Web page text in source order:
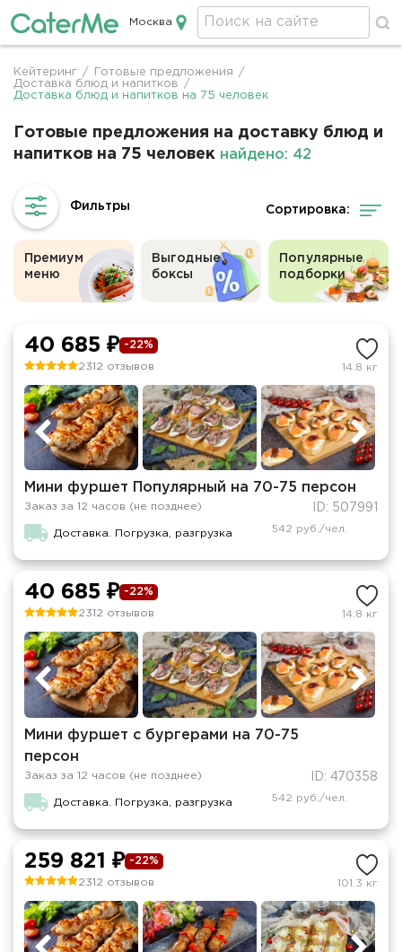
Кейтеринг в Москве
Москва
Строка
навигации
Кейтеринг / Готовые предложения
/
Доставка блюд и напитков
/
Доставка блюд и напитков на 75 человек
Готовые предложения на доставку блюд и
напитков на 75 человек найдено: 42
Сортировка:
Премиум
меню
Выгодные
боксы
Популярные
подборки
40 685 ₽ -22%
2312 отзывов 14.8 кг
Мини фуршет Популярный на 70-75 персон
Заказ за 12 часов (не позднее) ID: 507991
Доставка. Погрузка, разгрузка 542 руб./чел.
40 685 ₽ -22%
2312 отзывов 14.8 кг
Мини фуршет с бургерами на 70-75
персон
Заказ за 12 часов (не позднее) ID: 470358
Доставка. Погрузка, разгрузка 542 руб./чел.
259 821 ₽ -22%
2312 отзывов 101.3 кг